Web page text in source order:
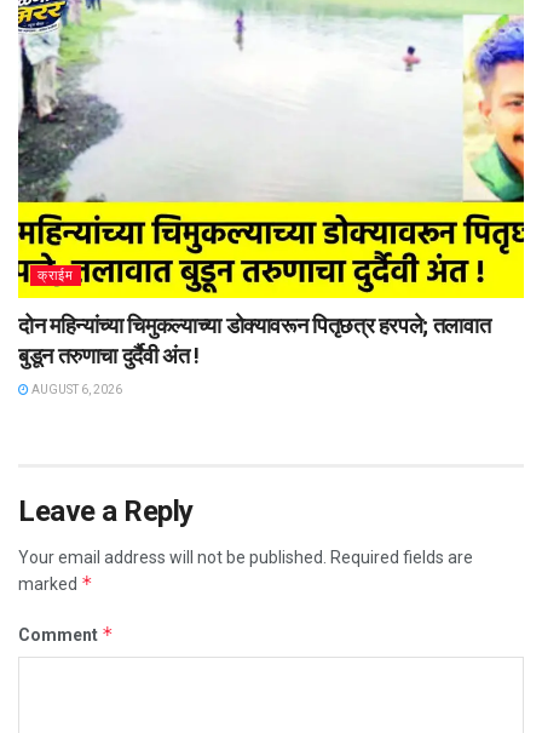
क्राईम
दोन महिन्यांच्या चिमुकल्याच्या डोक्यावरून पितृछत्र हरपले; तलावात
बुडून तरुणाचा दुर्दैवी अंत !
AUGUST 6, 2026
Leave a Reply
Your email address will not be published.
Required fields are
marked *
Comment *